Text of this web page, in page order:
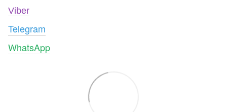
Viber
Telegram
WhatsApp